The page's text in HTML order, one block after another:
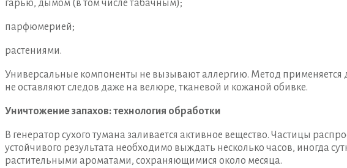
гарью, дымом (в том числе табачным);
парфюмерией;
растениями.
Универсальные компоненты не вызывают аллергию. Метод
не оставляют следов даже на велюре, тканевой и кожаной обивке.
Уничтожение запахов: технология обработки
В генератор сухого тумана заливается активное вещество. Частицы
устойчивого результата необходимо выждать несколько часов, иногда
растительными ароматами, сохраняющимися около месяца.